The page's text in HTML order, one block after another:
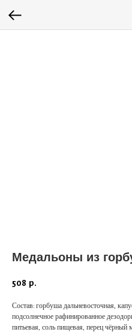
Медальоны из
508 р.
Состав: горбуша дальневосточная,
подсолнечное рафинированное
питьевая, соль пищевая, перец чёрный